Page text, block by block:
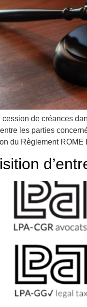
cession de créances
les parties
du Règlement